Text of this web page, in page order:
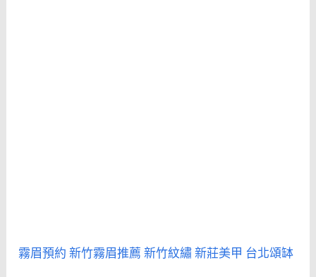
霧眉預約新竹霧眉推薦新竹紋繡新莊美甲 台北頌缽